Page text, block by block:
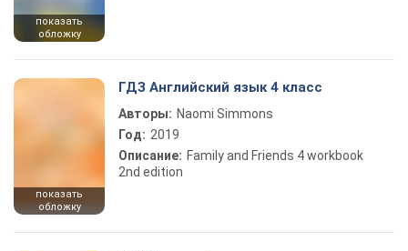
показать
обложку
показать
обложку
ГДЗ Английский язык 4 класс
Авторы: Naomi Simmons
Год: 2019
Описание: Family and Friends 4 workbook
2nd edition